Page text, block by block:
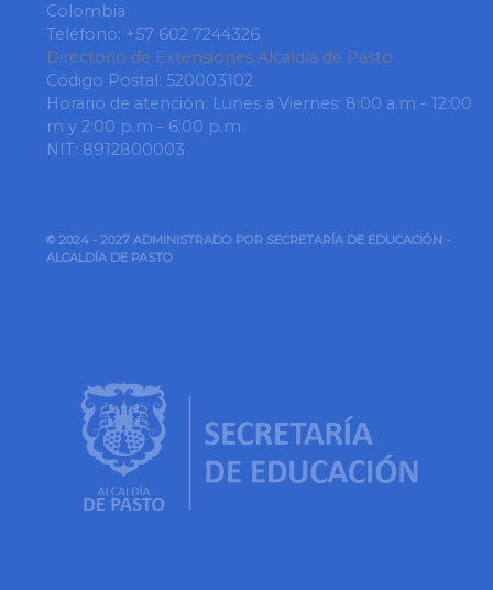
Colombia
Teléfono: +57 602 7244326
Directorio de Extensiones Alcaldía de Pasto
Código Postal: 520003102
Horario de atención: Lunes a Viernes: 8:00 a.m - 12:00
m y 2:00 p.m - 6:00 p.m.
NIT: 8912800003
© 2024 - 2027 ADMINISTRADO POR SECRETARÍA DE EDUCACIÓN -
ALCALDÍA DE PASTO